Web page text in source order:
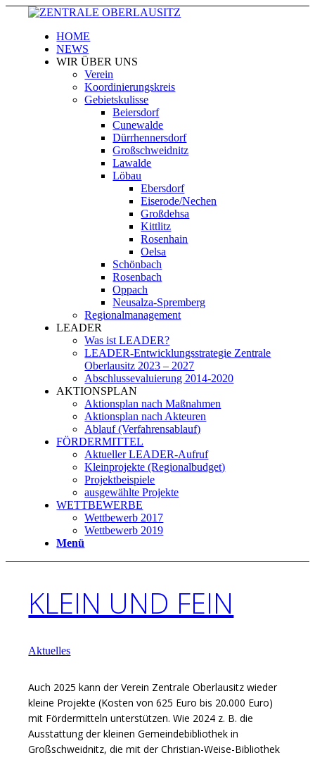
HOME
NEWS
WIR ÜBER UNS
Verein
Koordinierungskreis
Gebietskulisse
Beiersdorf
Cunewalde
Dürrhennersdorf
Großschweidnitz
Lawalde
Löbau
Ebersdorf
Eiserode/Nechen
Großdehsa
Kittlitz
Rosenhain
Oelsa
Schönbach
Rosenbach
Oppach
Neusalza-Spremberg
Regionalmanagement
LEADER
Was ist LEADER?
LEADER-Entwicklungsstrategie Zentrale
Oberlausitz 2023 – 2027
Abschlussevaluierung 2014-2020
AKTIONSPLAN
Aktionsplan nach Maßnahmen
Aktionsplan nach Akteuren
Ablauf (Verfahrensablauf)
FÖRDERMITTEL
Aktueller LEADER-Aufruf
Kleinprojekte (Regionalbudget)
Projektbeispiele
ausgewählte Projekte
WETTBEWERBE
Wettbewerb 2017
Wettbewerb 2019
Menü
KLEIN UND FEIN
Aktuelles
Auch 2025 kann der Verein Zentrale Oberlausitz wieder
kleine Projekte (Kosten von 625 Euro bis 20.000 Euro)
mit Fördermitteln unterstützen. Wie 2024 z. B. die
Ausstattung der kleinen Gemeindebibliothek in
Großschweidnitz, die mit der Christian-Weise-Bibliothek